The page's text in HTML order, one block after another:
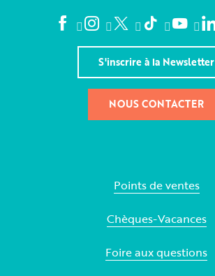
S'inscrire à la Newsletter
NOUS CONTACTER
Points de ventes
Chèques-Vacances
Foire aux questions